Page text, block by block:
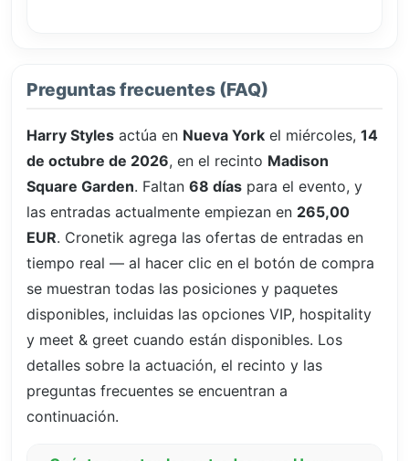
Preguntas frecuentes (FAQ)
Harry Styles actúa en Nueva York el miércoles, 14
de octubre de 2026, en el recinto Madison
Square Garden. Faltan 68 días para el evento, y
las entradas actualmente empiezan en 265,00
EUR. Cronetik agrega las ofertas de entradas en
tiempo real — al hacer clic en el botón de compra
se muestran todas las posiciones y paquetes
disponibles, incluidas las opciones VIP, hospitality
y meet & greet cuando están disponibles. Los
detalles sobre la actuación, el recinto y las
preguntas frecuentes se encuentran a
continuación.